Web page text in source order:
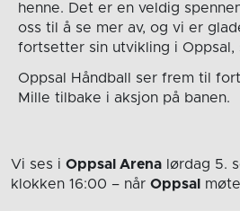
henne. Det er en veldig
oss til å se mer av, og vi er
fortsetter sin utvikling i Oppsal,
Oppsal Håndball ser frem til
Mille tilbake i aksjon på banen.
Vi ses i Oppsal Arena lørdag 5.
klokken 16:00 – når Oppsal